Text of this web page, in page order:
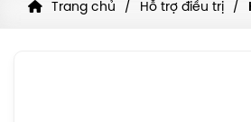
Trang chủ Hỗ trợ điều trị